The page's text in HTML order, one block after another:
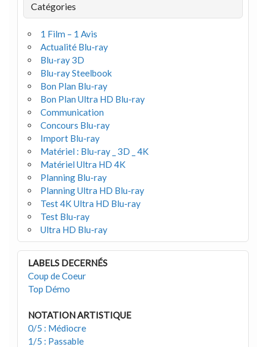
Catégories
1 Film – 1 Avis
Actualité Blu-ray
Blu-ray 3D
Blu-ray Steelbook
Bon Plan Blu-ray
Bon Plan Ultra HD Blu-ray
Communication
Concours Blu-ray
Import Blu-ray
Matériel : Blu-ray _ 3D _ 4K
Matériel Ultra HD 4K
Planning Blu-ray
Planning Ultra HD Blu-ray
Test 4K Ultra HD Blu-ray
Test Blu-ray
Ultra HD Blu-ray
LABELS DECERNÉS
Coup de Coeur
Top Démo
NOTATION ARTISTIQUE
0/5 : Médiocre
1/5 : Passable